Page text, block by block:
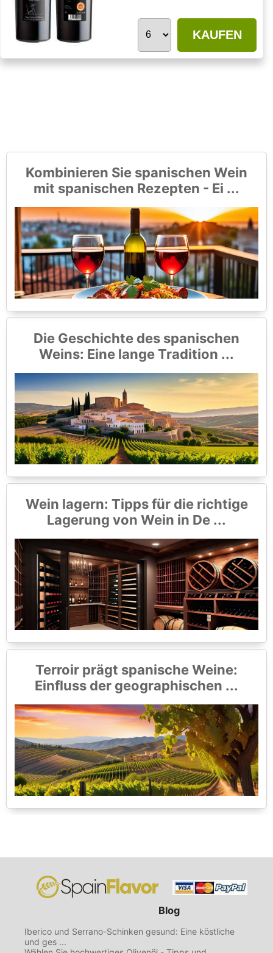
KAUFEN
Kombinieren Sie spanischen Wein
mit spanischen Rezepten - Ei ...
Die Geschichte des spanischen
Weins: Eine lange Tradition ...
Wein lagern: Tipps für die richtige
Lagerung von Wein in De ...
Terroir prägt spanische Weine:
Einfluss der geographischen ...
Blog
Iberico und Serrano-Schinken gesund: Eine köstliche
und ges ...